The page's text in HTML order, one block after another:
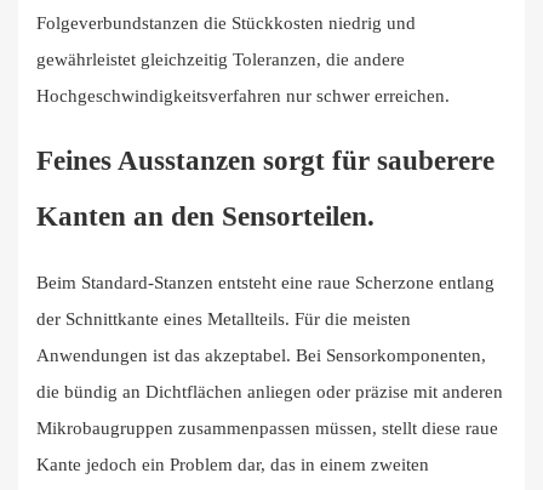
Folgeverbundstanzen die Stückkosten niedrig und
gewährleistet gleichzeitig Toleranzen, die andere
Hochgeschwindigkeitsverfahren nur schwer erreichen.
Feines Ausstanzen sorgt für sauberere
Kanten an den Sensorteilen.
Beim Standard-Stanzen entsteht eine raue Scherzone entlang
der Schnittkante eines Metallteils. Für die meisten
Anwendungen ist das akzeptabel. Bei Sensorkomponenten,
die bündig an Dichtflächen anliegen oder präzise mit anderen
Mikrobaugruppen zusammenpassen müssen, stellt diese raue
Kante jedoch ein Problem dar, das in einem zweiten